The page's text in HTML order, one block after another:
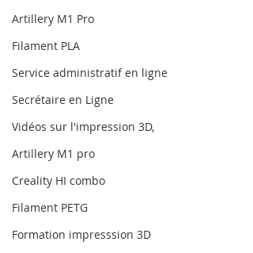
Artillery M1 Pro
Filament PLA
Service administratif en ligne
Secrétaire en Ligne
Vidéos sur l'impression 3D,
Artillery M1 pro
Creality HI combo
Filament PETG
Formation impresssion 3D